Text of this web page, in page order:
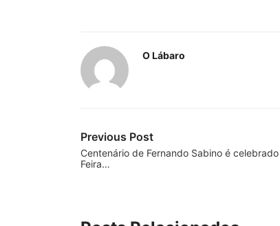
O Lábaro
Previous Post
Centenário de Fernando Sabino é celebrado
Feira…